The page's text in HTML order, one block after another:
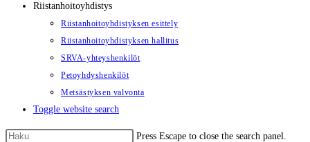
Riistanhoitoyhdistys
Riistanhoitoyhdistyksen esittely
Riistanhoitoyhdistyksen hallitus
SRVA-yhteyshenkilöt
Petoyhdyshenkilöt
Metsästyksen valvonta
Toggle website search
Press Escape to close the search panel.